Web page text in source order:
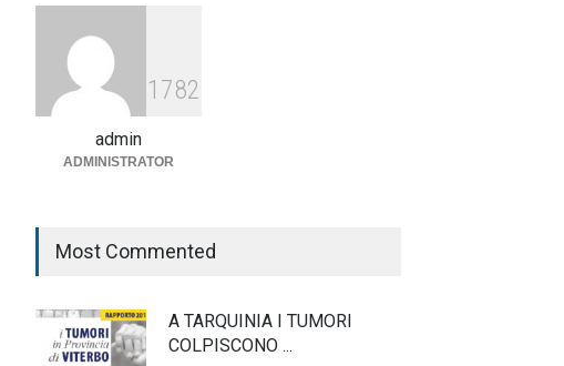
arrivano i pagamenti PAC, la
soddisfazione del Ministro
ambiente
1782
admin
ADMINISTRATOR
Most Commented
A TARQUINIA I TUMORI
COLPISCONO ...